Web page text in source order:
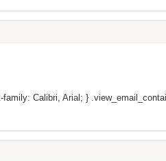
Calibri, Arial; }